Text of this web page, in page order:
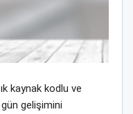
kaynak kodlu ve
gelişimini